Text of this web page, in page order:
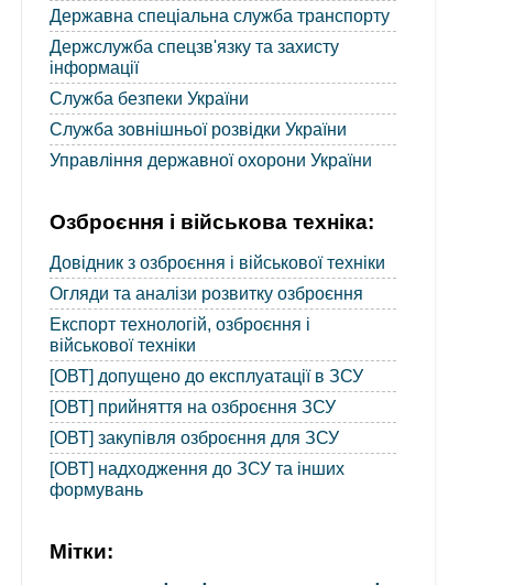
Державна спеціальна служба транспорту
Держслужба спецзв'язку та захисту
інформації
Служба безпеки України
Служба зовнішньої розвідки України
Управління державної охорони України
Озброєння і військова техніка:
Довідник з озброєння і військової техніки
Огляди та аналізи розвитку озброєння
Експорт технологій, озброєння і
військової техніки
[ОВТ] допущено до експлуатації в ЗСУ
[ОВТ] прийняття на озброєння ЗСУ
[ОВТ] закупівля озброєння для ЗСУ
[ОВТ] надходження до ЗСУ та інших
формувань
Мітки: